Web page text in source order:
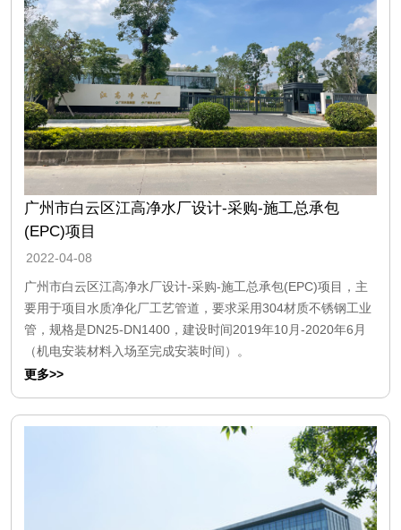
广州市白云区江高净水厂设计-采购-施工总承包
(EPC)项目
2022-04-08
广州市白云区江高净水厂设计-采购-施工总承包(EPC)项目，主
要用于项目水质净化厂工艺管道，要求采用304材质不锈钢工业
管，规格是DN25-DN1400，建设时间2019年10月-2020年6月
（机电安装材料入场至完成安装时间）。
更多>>